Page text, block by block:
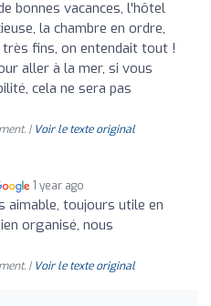
bonnes vacances, l'hôtel
la chambre en ordre,
fins, on entendait tout !
aller à la mer, si vous
cela ne sera pas
| Voir le texte original
1 year ago
aimable, toujours utile en
organisé, nous
| Voir le texte original